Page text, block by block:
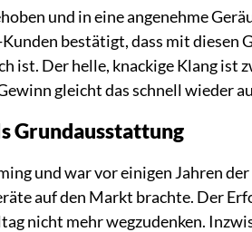
und in eine angenehme
bestätigt, dass mit diesen
ist. Der helle, knackige Klang ist
gleicht das schnell wieder
Grundausstattung
und war vor einigen Jahren
auf den Markt brachte. Der
nicht mehr wegzudenken.